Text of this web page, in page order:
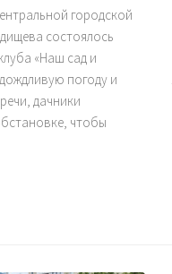
городской
состоялось
«Наш сад и
погоду и
дачники
чтобы